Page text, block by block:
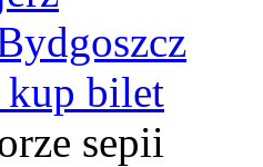
kup bilet
sepii